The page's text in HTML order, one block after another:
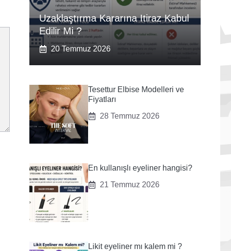
Uzaklaştırma Kararına Itiraz Kabul
Edilir Mi ?
20 Temmuz 2026
Tesettur Elbise Modelleri ve
Fiyatları
28 Temmuz 2026
En kullanışlı eyeliner hangisi?
21 Temmuz 2026
Likit eyeliner mı kalem mi ?